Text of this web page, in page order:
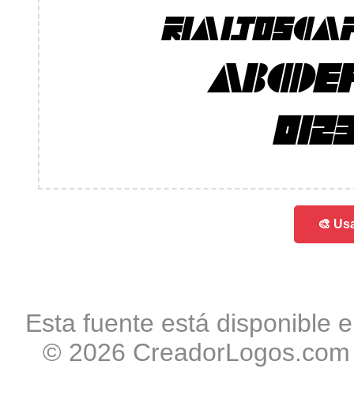
🎨
Esta fuente está disponible
© 2026